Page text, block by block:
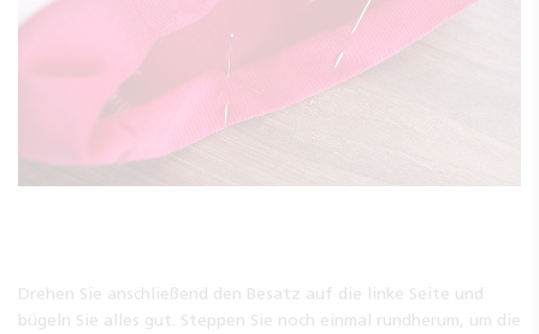
Drehen Sie anschließend den Besatz auf die linke Seite und
bügeln Sie alles gut. Steppen Sie noch einmal rundherum, um die